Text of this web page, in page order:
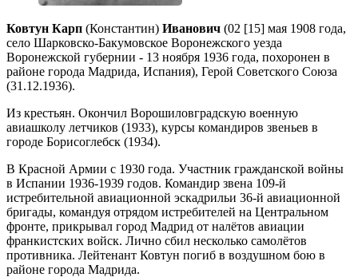
Ковтун Карп (Константин) Иванович (02 [15] мая 1908 года,
село Шарковско-Бакумовское Воронежского уезда
Воронежской губернии - 13 ноября 1936 года, похоронен в
районе города Мадрида, Испания), Герой Советского Союза
(31.12.1936).
Из крестьян. Окончил Ворошиловградскую военную
авиашколу летчиков (1933), курсы командиров звеньев в
городе Борисоглебск (1934).
В Красной Армии с 1930 года. Участник гражданской войны
в Испании 1936-1939 годов. Командир звена 109-й
истребительной авиационной эскадрильи 36-й авиационной
бригады, командуя отрядом истребителей на Центральном
фронте, прикрывал город Мадрид от налётов авиации
франкистских войск. Лично сбил несколько самолётов
противника. Лейтенант Ковтун погиб в воздушном бою в
районе города Мадрида.